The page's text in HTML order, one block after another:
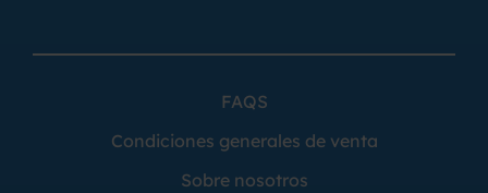
FAQS
Condiciones generales de venta
Sobre nosotros